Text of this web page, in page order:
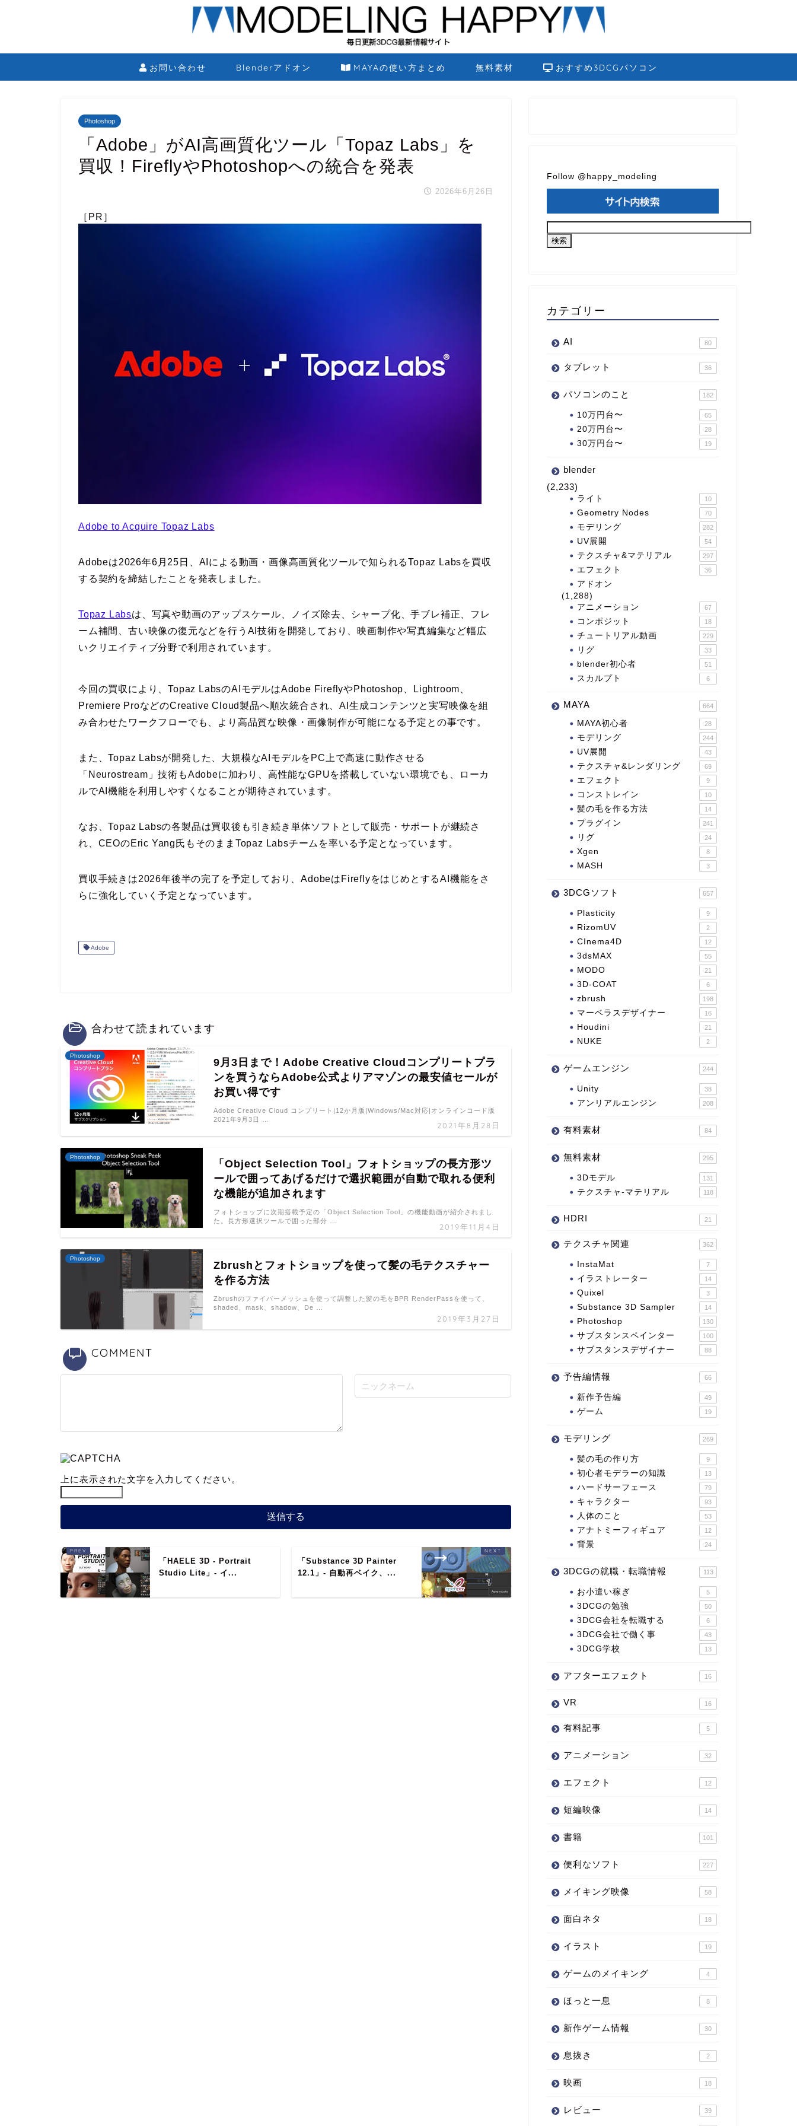
お問い合わせ Blenderアドオン MAYAの使い方まとめ 無料素材 おすすめ3DCGパソコン
Photoshop
「Adobe」がAI高画質化ツール「Topaz Labs」を
買収！FireflyやPhotoshopへの統合を発表
2026年6月26日
［PR］
Adobe to Acquire Topaz Labs
Adobeは2026年6月25日、AIによる動画・画像高画質化ツールで知られるTopaz Labsを買収
する契約を締結したことを発表しました。
Topaz Labsは、写真や動画のアップスケール、ノイズ除去、シャープ化、手ブレ補正、フレ
ーム補間、古い映像の復元などを行うAI技術を開発しており、映画制作や写真編集など幅広
いクリエイティブ分野で利用されています。
今回の買収により、Topaz LabsのAIモデルはAdobe FireflyやPhotoshop、Lightroom、
Premiere ProなどのCreative Cloud製品へ順次統合され、AI生成コンテンツと実写映像を組
み合わせたワークフローでも、より高品質な映像・画像制作が可能になる予定との事です。
また、Topaz Labsが開発した、大規模なAIモデルをPC上で高速に動作させる
「Neurostream」技術もAdobeに加わり、高性能なGPUを搭載していない環境でも、ローカ
ルでAI機能を利用しやすくなることが期待されています。
なお、Topaz Labsの各製品は買収後も引き続き単体ソフトとして販売・サポートが継続さ
れ、CEOのEric Yang氏もそのままTopaz Labsチームを率いる予定となっています。
買収手続きは2026年後半の完了を予定しており、AdobeはFireflyをはじめとするAI機能をさ
らに強化していく予定となっています。
Adobe
合わせて読まれています
Photoshop
9月3日まで！Adobe Creative Cloudコンプリートプラ
ンを買うならAdobe公式よりアマゾンの最安値セールが
お買い得です
2021年8月28日
Adobe Creative Cloud コンプリート|12か月版|Windows/Mac対応|オンラインコード版
2021年9月3日 …
Photoshop
「Object Selection Tool」フォトショップの長方形ツ
ールで囲ってあげるだけで選択範囲が自動で取れる便利
な機能が追加されます
2019年11月4日
フォトショップに次期搭載予定の「Object Selection Tool」の機能動画が紹介されまし
た。長方形選択ツールで囲った部分 …
Photoshop
Zbrushとフォトショップを使って髪の毛テクスチャー
を作る方法
2019年3月27日
Zbrushのファイバーメッシュを使って調整した髪の毛をBPR RenderPassを使って、
shaded、mask、shadow、De …
COMMENT
上に表示された文字を入力してください。
「HAELE 3D - Portrait
Studio Lite」- イ...
「Substance 3D Painter
12.1」- 自動再ベイク、...
Follow @happy_modeling
カテゴリー
AI 80
タブレット 36
パソコンのこと 182
10万円台〜 65
20万円台〜 28
30万円台〜 19
blender
(2,233)
ライト 10
Geometry Nodes 70
モデリング 282
UV展開 54
テクスチャ&マテリアル 297
エフェクト 36
アドオン
(1,288)
アニメーション
67
コンポジット 18
チュートリアル動画 229
リグ 33
blender初心者 51
スカルプト 6
MAYA 664
MAYA初心者 28
モデリング 244
UV展開 43
テクスチャ&レンダリング 69
エフェクト 9
コンストレイン 10
髪の毛を作る方法 14
プラグイン 241
リグ 24
Xgen 8
MASH 3
3DCGソフト 657
Plasticity 9
RizomUV 2
CInema4D 12
3dsMAX 55
MODO 21
3D-COAT 6
zbrush 198
マーベラスデザイナー 16
Houdini 21
NUKE 2
ゲームエンジン 244
Unity 38
アンリアルエンジン 208
有料素材 84
無料素材 295
3Dモデル 131
テクスチャ-マテリアル 118
HDRI 21
テクスチャ関連 362
InstaMat 7
イラストレーター 14
Quixel 3
Substance 3D Sampler 14
Photoshop 130
サブスタンスペインター 100
サブスタンスデザイナー 88
予告編情報 66
新作予告編 49
ゲーム 19
モデリング 269
髪の毛の作り方 9
初心者モデラーの知識 13
ハードサーフェース 79
キャラクター 93
人体のこと 53
アナトミーフィギュア 12
背景 24
3DCGの就職・転職情報 113
お小遣い稼ぎ 5
3DCGの勉強 50
3DCG会社を転職する 6
3DCG会社で働く事 43
3DCG学校 13
アフターエフェクト 16
VR 16
有料記事 5
アニメーション 32
エフェクト 12
短編映像 14
書籍 101
便利なソフト 227
メイキング映像 58
面白ネタ 18
イラスト 19
ゲームのメイキング 4
ほっと一息 8
新作ゲーム情報 30
息抜き 2
映画 18
レビュー 39